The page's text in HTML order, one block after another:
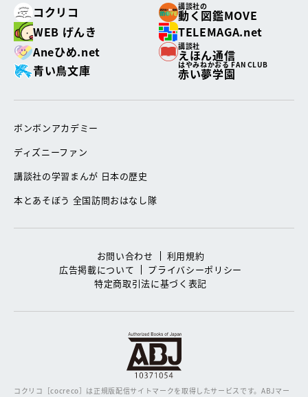
コクリコ
講談社の
動く図鑑MOVE
WEB げんき
TELEMAGA.net
Aneひめ.net
講談社
えほん通信
青い鳥文庫
はやみねかおる FAN CLUB
赤い夢学園
ボンボンアカデミー
ディズニーファン
講談社の学習まんが 日本の歴史
本とあそぼう 全国訪問おはなし隊
お問い合わせ
利用規約
広告掲載について
プライバシーポリシー
特定商取引法に基づく表記
コクリコ［cocreco］は正規版配信サイトマークを取得したサービスです。ABJマー